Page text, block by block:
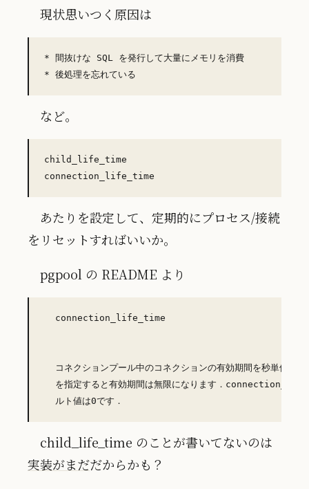
現状思いつく原因は
* 間抜けな SQL を発行して大量にメモリを消費
など。
child_life_time
あたりを設定して、定期的にプロセス/接続
をリセットすればいいか。
pgpool の README より
  connection_life_time
コネクションプール中のコネクションの有効期間を秒単位で
を指定すると有効期間は無限になります．
child_life_time のことが書いてないのは
実装がまだだからかも？